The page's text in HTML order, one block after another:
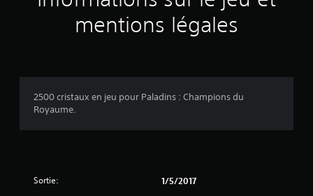
mentions légales
2500 cristaux en jeu pour Paladins : Champions du
Royaume.
Sortie: 1/5/2017